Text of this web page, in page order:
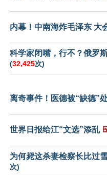
内幕！中南海炸毛泽东 大
科学家闭嘴，行不？俄罗
(32,425次)
离奇事件！医德被“缺德”
世界日报给江“文选”添乱
为何毙这杀妻检察长比过
次)